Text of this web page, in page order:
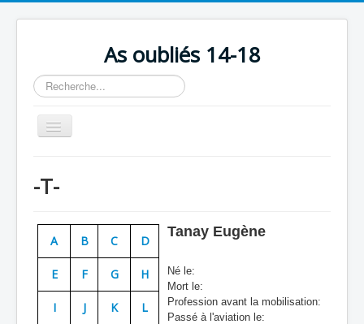
As oubliés 14-18
Rechercher
Basculer
la
Chronologie
Escadrilles
Organisation
Avions
Personnels
-T-
A B C D
E F G H
I J K L
Tanay Eugène
Né le:
Mort le:
Profession avant la mobilisation:
Passé à l'aviation le: